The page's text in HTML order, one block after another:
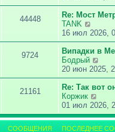
н
и
ю
о
б
щ
е
н
и
ю
н
е
у
с
о
о
б
щ
е
н
и
ю
с
л
д
н
е
м
у
с
о
б
щ
е
и
к
о
с
л
е
д
н
е
м
у
с
о
р
е
т
и
к
п
о
с
л
е
д
н
е
44448
Re: Мост
TANK
е
р
е
й
т
и
к
п
о
с
л
16 июл 2026,
9724
Випадки в
Бодрый
е
р
е
т
и
к
20 июн 2025,
21161
Re: Так вот
Коржик
е
р
е
01 июл 2026,
СООБЩЕНИЯ ПОСЛЕДНЕЕ